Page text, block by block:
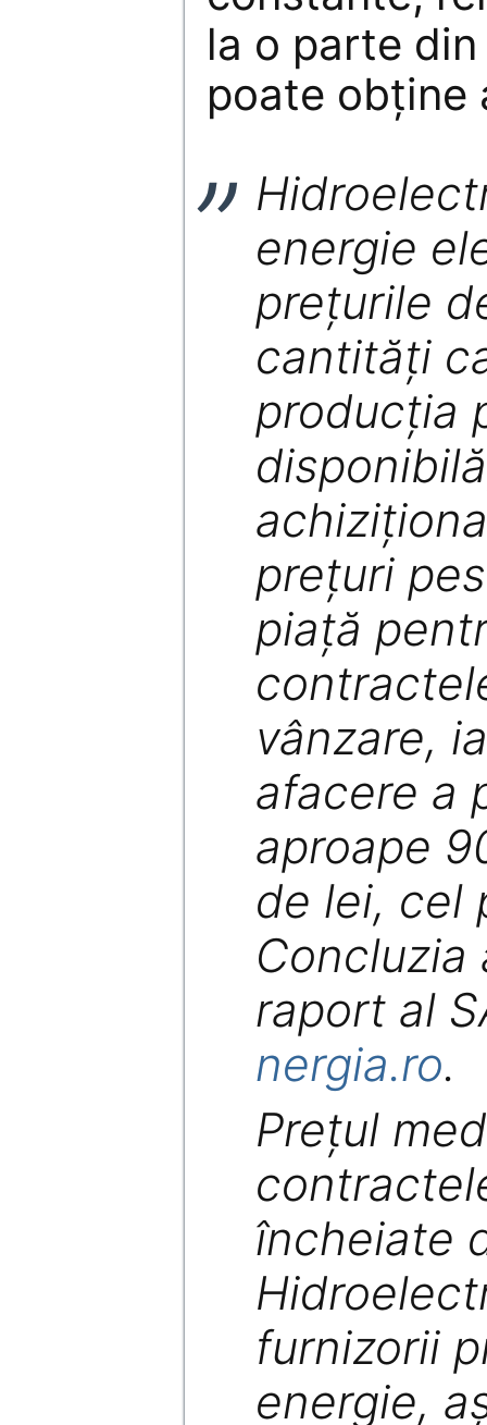
la o parte
poate obţine
energie
preţurile
cantităţi
producţia
preţuri
piaţă
vânzare,
afacere a
aproape
de lei, cel
Concluzia
raport al
nergia.ro.
Preţul
încheiate
furnizorii
energie,